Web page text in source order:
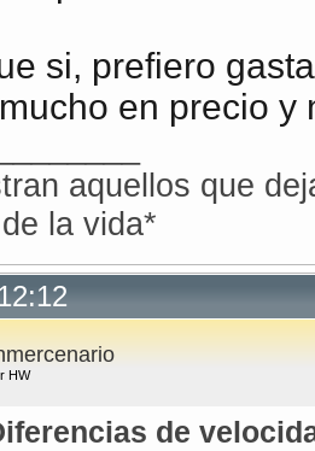
si, prefiero
en precio
aquellos que
la vida*
HW
de